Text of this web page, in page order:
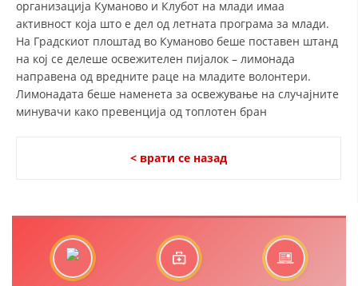
ЗАКОН ЗА ЦКРМ
СТРУКТУРА И ОРГАНИЗАЦИОНА ПОСТАВЕНОСТ
организација Куманово и Клубот на млади имаа
активност која што е дел од летната програма за млади.
На Градскиот плоштад во Куманово беше поставен штанд
на кој се делеше освежителен пијалок – лимонада
направена од вредните раце на младите волонтери.
Лимонадата беше наменета за освежување на случајните
минувачи како превенција од топлотен бран
< врати се назад